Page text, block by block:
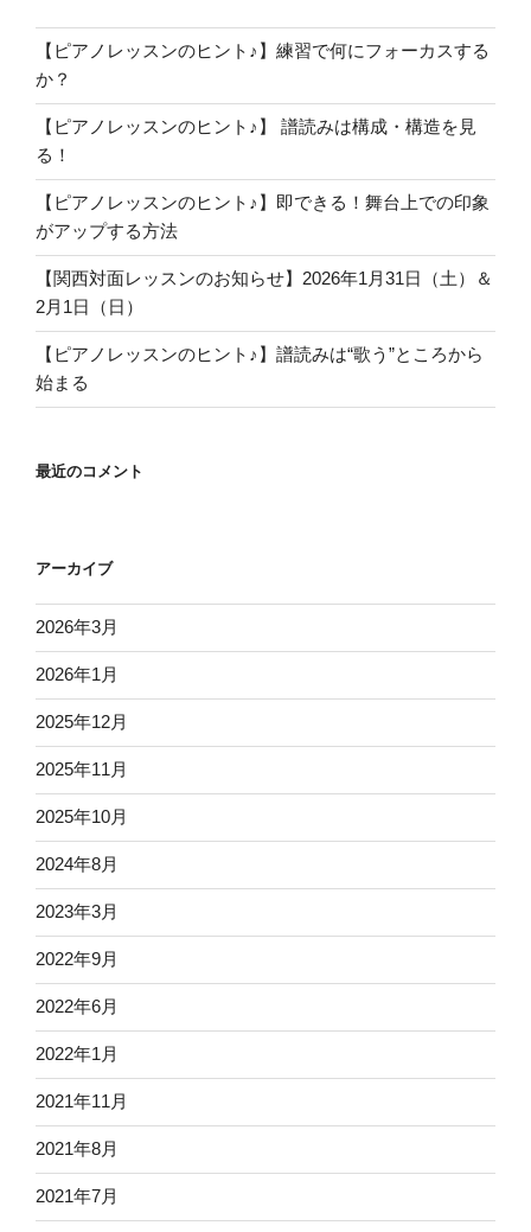
n
n
el
C
a
n
el
【ピアノレッスンのヒント♪】練習で何にフォーカスする
か？
【ピアノレッスンのヒント♪】 譜読みは構成・構造を見
る！
【ピアノレッスンのヒント♪】即できる！舞台上での印象
がアップする方法
【関西対面レッスンのお知らせ】2026年1月31日（土）＆
2月1日（日）
【ピアノレッスンのヒント♪】譜読みは“歌う”ところから
始まる
最近のコメント
アーカイブ
2026年3月
2026年1月
2025年12月
2025年11月
2025年10月
2024年8月
2023年3月
2022年9月
2022年6月
2022年1月
2021年11月
2021年8月
2021年7月